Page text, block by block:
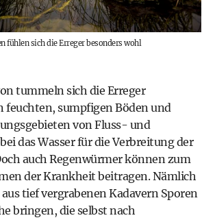
fühlen sich die Erreger besonders wohl
tummeln sich die Erreger
feuchten, sumpfigen Böden und
von Fluss- und
das Wasser für die Verbreitung der
auch Regenwürmer können zum
der Krankheit beitragen. Nämlich
tief vergrabenen Kadavern Sporen
bringen, die selbst nach